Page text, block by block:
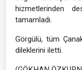
hizmetlerinden
tamamladı.
Görgülü, tüm
dileklerini iletti.